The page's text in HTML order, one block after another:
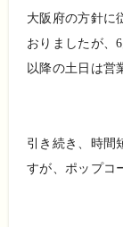
大阪府の方針に
おりましたが、
以降の土日は営
引き続き、時間
すが、ポップコ